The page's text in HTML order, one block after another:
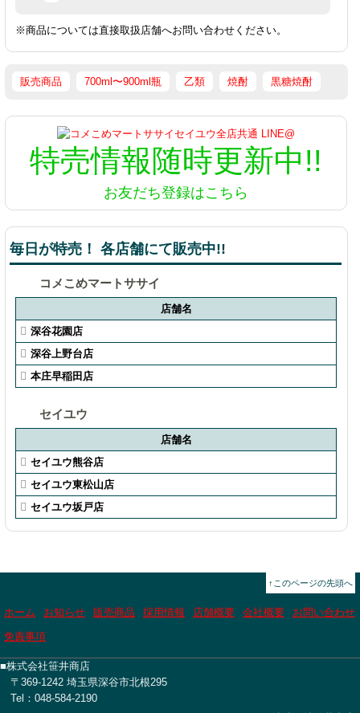
※商品については直接取扱店舗へお問い合わせください。
販売商品 700ml〜900ml瓶 乙類 焼酎 黒糖焼酎
特売情報随時更新中!!
お友だち登録はこちら
毎日が特売！ 各店舗にて販売中!!
コメこめマートササイ
店舗名
深谷花園店
深谷上野台店
本庄早稲田店
セイユウ
店舗名
セイユウ熊谷店
セイユウ東松山店
セイユウ坂戸店
↑このページの先頭へ
ホーム お知らせ 販売商品 採用情報 店舗概要 会社概要
お問い合わせ
免責事項
■株式会社笹井商店
〒369-1242 埼玉県深谷市北根295
Tel：048-584-2190